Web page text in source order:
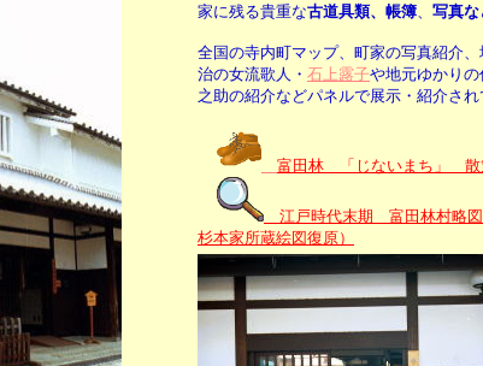
家に残る貴重な古道具類、帳簿、 写真な
全国の寺内町マップ、町家の写真紹介、
治の女流歌人・ 石上露子や地元ゆかり
之助の紹介などパネルで展示・紹介され
富田林 「じないまち」 散
江戸時代末期 富田林村略
杉本家所蔵絵図復原）